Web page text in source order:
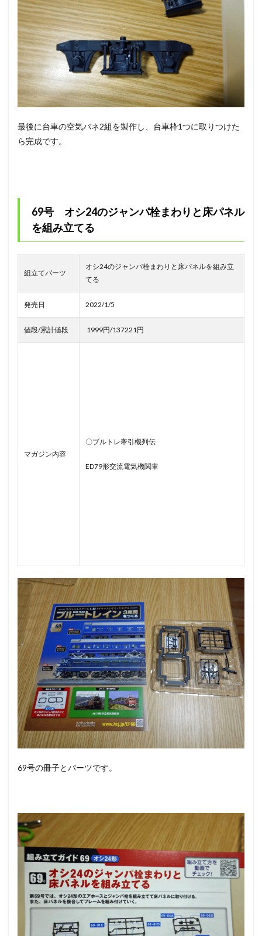
最後に台車の空気バネ2組を製作し、台車枠1つに取りつけた
ら完成です。
69号 オシ24のジャンパ栓まわりと床パネル
を組み立てる
組立てパーツ
オシ24のジャンパ栓まわりと床パネルを組み立
てる
発売日 2022/1/5
値段/累計値段 1999円/137221円
マガジン内容
〇ブルトレ牽引機列伝
ED79形交流電気機関車
69号の冊子とパーツです。